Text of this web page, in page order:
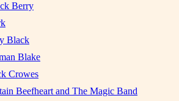
Berry
Black
Blake
Crowes
Beefheart and The Magic Band